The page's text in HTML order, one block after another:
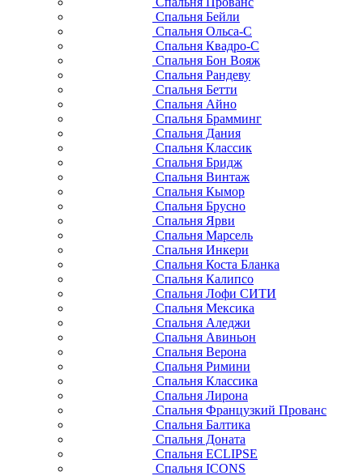
Спальня Бейли
Спальня Ольса-С
Спальня Квадро-С
Спальня Бон Вояж
Спальня Рандеву
Спальня Бетти
Спальня Айно
Спальня Брамминг
Спальня Дания
Спальня Классик
Спальня Бридж
Спальня Винтаж
Спальня Кымор
Спальня Брусно
Спальня Ярви
Спальня Марсель
Спальня Инкери
Спальня Коста Бланка
Спальня Калипсо
Спальня Лофи СИТИ
Спальня Мексика
Спальня Аледжи
Спальня Авиньон
Спальня Верона
Спальня Римини
Спальня Классика
Спальня Лирона
Спальня Французкий Прованс
Спальня Балтика
Спальня Доната
Спальня ECLIPSE
Спальня ICONS